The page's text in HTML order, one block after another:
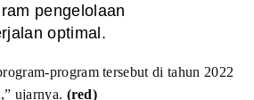
pengelolaan
optimal.
programtersebut di tahun 2022
ujarnya. (red)